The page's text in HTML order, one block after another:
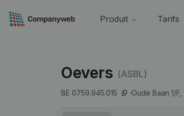
Produit Tarifs
Oevers (ASBL)
BE 0759.945.015 Oude Baan 1/F,